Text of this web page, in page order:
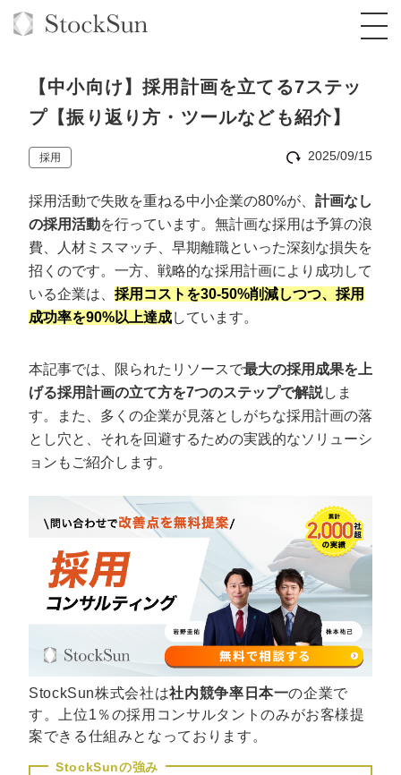
オーダーメイド支援
TOP
コンサルタント一覧
品質ガイドライン
社内コンペ
クレーム窓口
BPO支援
定額制Webマーケティング代行『マキトルく
ん』
定額制営業代行『カリトルくん』
営業改善特化の動画制作『動画でカリトルく
ん』
定額LINE運用代行『LINEマキトルくん』
オリジナルサービス
格安でAI導入支援『あいのりAI』
拡散付1日密着動画制作『まるごと社長』
1本無料で記事を制作『SEOトライアル』
定額制LP制作・改善『最強LP』
採用YouTubeチャンネル構築『トリトル』
実績
お役立ち資料
料金表
オンラインサロン
StockSun道場
道場TOP
動画編集
エンジニア
広告運用
年収エージェント
会社概要・役員紹介
代表メッセージ（岩野圭佑）
取締役メッセージ（株本祐己）
業務委託
認定パートナー
動画ディレクター
営業
インターン
正社員
【中小向け】採用計画を立てる7ステッ
プ【振り返り方・ツールなども紹介】
採用 2025/09/15
採用活動で失敗を重ねる中小企業の80%が、 計画なし
の採用活動を行っています。無計画な採用は予算の浪
費、人材ミスマッチ、早期離職といった深刻な損失を
招くのです。一方、戦略的な採用計画により成功して
いる企業は、 採用コストを30-50%削減しつつ、採用
成功率を90%以上達成しています。
本記事では、限られたリソースで最大の採用成果を上
げる採用計画の立て方を7つのステップで解説しま
す。また、多くの企業が見落としがちな採用計画の落
とし穴と、それを回避するための実践的なソリューシ
ョンもご紹介します。
StockSun株式会社は社内競争率日本一の企業で
す。上位1％の採用コンサルタントのみがお客様提
案できる仕組みとなっております。